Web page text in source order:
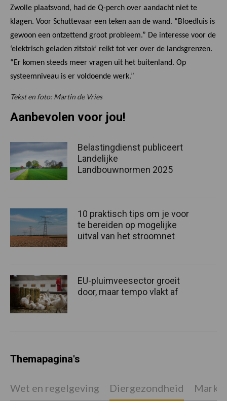
Zwolle plaatsvond, had de Q-perch over aandacht niet te
klagen. Voor Schuttevaar een teken aan de wand. “Bloedluis is
gewoon een ontzettend groot probleem.” De interesse voor de
‘elektrisch geladen zitstok’ reikt tot ver over de landsgrenzen.
“Er komen steeds meer vragen uit het buitenland. Op
systeemniveau is er voldoende werk.”
Tekst en foto: Martin de Vries
Aanbevolen voor jou!
Belastingdienst publiceert
Landelijke
Landbouwnormen 2025
10 praktisch tips om je voor
te bereiden op mogelijke
uitval van het stroomnet
EU-pluimveesector groeit
door, maar tempo vlakt af
Themapagina's
Wet en regelgeving Diergezondheid